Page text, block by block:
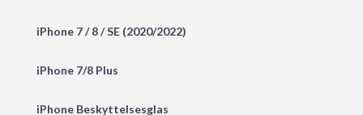
iPhone 7 / 8 / SE (2020/2022)
iPhone 7/8 Plus
iPhone Beskyttelsesglas